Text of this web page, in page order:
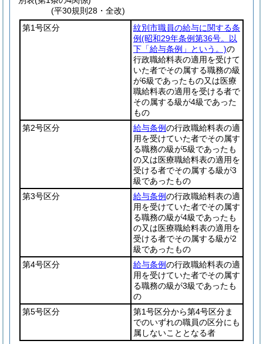
(平30規則28・全改)
第1号区分
紋別市職員の給与に関する条
例(昭和29年条例第36号。以
下「給与条例」という。)の
行政職給料表の適用を受けて
いた者でその属する職務の級
が6級であったもの又は医療
職給料表の適用を受ける者で
その属する級が4級であった
もの
第2号区分
給与条例の行政職給料表の適
用を受けていた者でその属す
る職務の級が5級であったも
の又は医療職給料表の適用を
受ける者でその属する級が3
級であったもの
第3号区分
給与条例の行政職給料表の適
用を受けていた者でその属す
る職務の級が4級であったも
の又は医療職給料表の適用を
受ける者でその属する級が2
級であったもの
第4号区分
給与条例の行政職給料表の適
用を受けていた者でその属す
る職務の級が3級であったも
の
第5号区分
第1号区分から第4号区分ま
でのいずれの職員の区分にも
属しないこととなる者